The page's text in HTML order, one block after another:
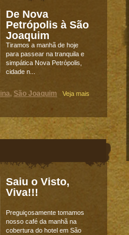
De Nova
Petrópolis à São
Joaquim
Tiramos a manhã de hoje
para passear na tranquila e
simpática Nova Petrópolis,
cidade n...
Veja mais
, São Joaquim
Saiu o Visto,
Viva!!!
Preguiçosamente tomamos
nosso café da manhã na
cobertura do hotel em São